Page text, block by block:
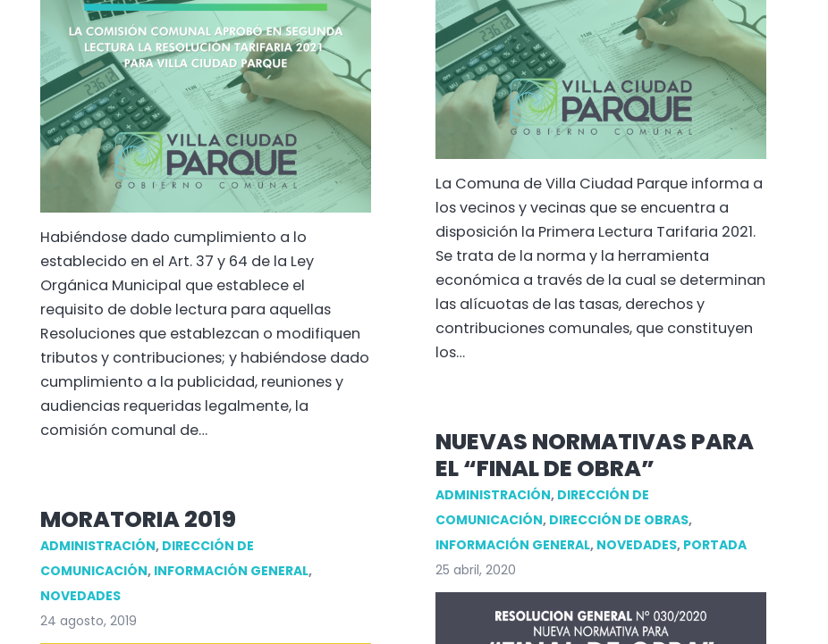
Habiéndose dado cumplimiento a lo
establecido en el Art. 37 y 64 de la Ley
Orgánica Municipal que establece el
requisito de doble lectura para aquellas
Resoluciones que establezcan o modifiquen
tributos y contribuciones; y habiéndose dado
cumplimiento a la publicidad, reuniones y
audiencias requeridas legalmente, la
comisión comunal de…
La Comuna de Villa Ciudad Parque informa a
los vecinos y vecinas que se encuentra a
disposición la Primera Lectura Tarifaria 2021.
Se trata de la norma y la herramienta
económica a través de la cual se determinan
las alícuotas de las tasas, derechos y
contribuciones comunales, que constituyen
los…
NUEVAS NORMATIVAS PARA
EL “FINAL DE OBRA”
ADMINISTRACIÓN, DIRECCIÓN DE
COMUNICACIÓN, DIRECCIÓN DE OBRAS,
INFORMACIÓN GENERAL, NOVEDADES, PORTADA
25 abril, 2020
MORATORIA 2019
ADMINISTRACIÓN, DIRECCIÓN DE
COMUNICACIÓN, INFORMACIÓN GENERAL,
NOVEDADES
24 agosto, 2019